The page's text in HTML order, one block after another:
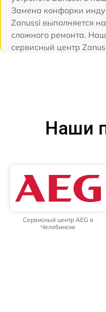
Замена конфорки
Zanussi выполняется
сложного ремонта.
сервисный центр
Наши
Сервисный центр AEG в
Челябинске